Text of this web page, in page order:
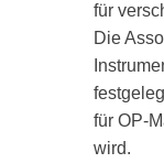
für
Die
für OP-
wird.